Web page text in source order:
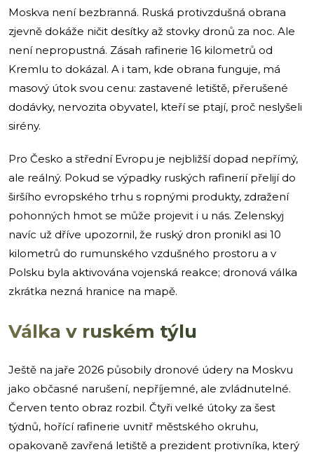
Moskva není bezbranná. Ruská protivzdušná obrana
zjevně dokáže ničit desítky až stovky dronů za noc. Ale
není nepropustná. Zásah rafinerie 16 kilometrů od
Kremlu to dokázal. A i tam, kde obrana funguje, má
masový útok svou cenu: zastavené letiště, přerušené
dodávky, nervozita obyvatel, kteří se ptají, proč neslyšeli
sirény.
Pro Česko a střední Evropu je nejbližší dopad nepřímý,
ale reálný. Pokud se výpadky ruských rafinerií přelijí do
širšího evropského trhu s ropnými produkty, zdražení
pohonných hmot se může projevit i u nás. Zelenskyj
navíc už dříve upozornil, že ruský dron pronikl asi 10
kilometrů do rumunského vzdušného prostoru a v
Polsku byla aktivována vojenská reakce; dronová válka
zkrátka nezná hranice na mapě.
Válka v ruském týlu
Ještě na jaře 2026 působily dronové údery na Moskvu
jako občasné narušení, nepříjemné, ale zvládnutelné.
Červen tento obraz rozbil. Čtyři velké útoky za šest
týdnů, hořící rafinerie uvnitř městského okruhu,
opakovaně zavřená letiště a prezident protivníka, který